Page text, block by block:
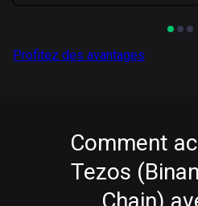
Profitez des avantages
Comment
Tezos